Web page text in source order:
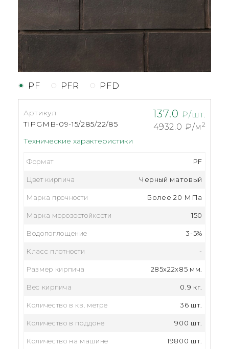
137.0 ₽/шт.
4932.0 ₽/м2
PF PFR PFD
Технические характеристики
Артикул
TIPGMB-09-15/285/22/85
Формат PF
Цвет кирпича Черный матовый
Марка прочности Более 20 МПа
Марка морозостойксоти 150
Водопоглощение 3-5%
Класс плотности -
Размер кирпича 285x22x85 мм.
Вес кирпича 0.9 кг.
Количество в кв. метре 36 шт.
Количество в поддоне 900 шт.
Количество на машине 19800 шт.